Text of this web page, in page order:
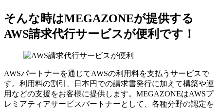
そんな時はMEGAZONEが提供する
AWS請求代行サービスが便利です！
AWSパートナーを通じてAWSの利用料を支払うサービスで
す。利用料の割引、日本円での請求書発行に加えて構築や運
用などの支援をお客様に提供します。MEGAZONEはAWSプ
レミアティアサービスパートナーとして、各種分野の認定を